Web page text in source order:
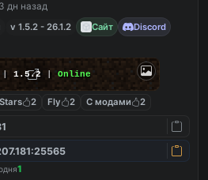
дн назад
v 1.5.2 - 26.1.2 Сайт Discord
| 1.5.2 | Online
2 Fly 2 С модами 2
1